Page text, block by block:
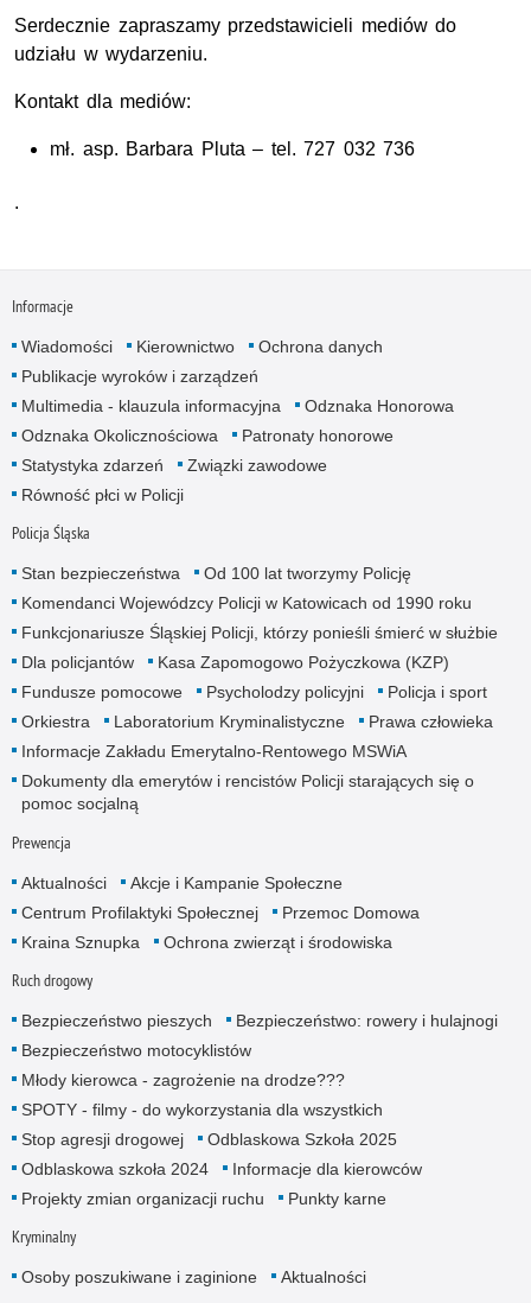
Serdecznie zapraszamy przedstawicieli mediów do
udziału w wydarzeniu.
Kontakt dla mediów:
mł. asp. Barbara Pluta – tel. 727 032 736
.
Informacje
Wiadomości Kierownictwo
Ochrona danych
Publikacje wyroków i zarządzeń
Multimedia - klauzula informacyjna
Odznaka Honorowa
Odznaka Okolicznościowa
Patronaty honorowe
Statystyka zdarzeń
Związki zawodowe
Równość płci w Policji
Policja Śląska
Stan bezpieczeństwa
Od 100 lat tworzymy Policję
Komendanci Wojewódzcy Policji w Katowicach od 1990 roku
Funkcjonariusze Śląskiej Policji, którzy ponieśli śmierć w służbie
Dla policjantów
Kasa Zapomogowo Pożyczkowa (KZP)
Fundusze pomocowe
Psycholodzy policyjni
Policja i sport
Orkiestra
Laboratorium Kryminalistyczne
Prawa człowieka
Informacje Zakładu Emerytalno-Rentowego MSWiA
Dokumenty dla emerytów i rencistów Policji starających się o
pomoc socjalną
Prewencja
Aktualności
Akcje i Kampanie Społeczne
Centrum Profilaktyki Społecznej
Przemoc Domowa
Kraina Sznupka
Ochrona zwierząt i środowiska
Ruch drogowy
Bezpieczeństwo pieszych
Bezpieczeństwo: rowery i hulajnogi
Bezpieczeństwo motocyklistów
Młody kierowca - zagrożenie na drodze???
SPOTY - filmy - do wykorzystania dla wszystkich
Stop agresji drogowej
Odblaskowa Szkoła 2025
Odblaskowa szkoła 2024
Informacje dla kierowców
Projekty zmian organizacji ruchu
Punkty karne
Kryminalny
Osoby poszukiwane i zaginione Aktualności